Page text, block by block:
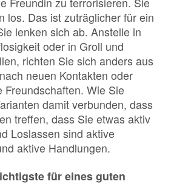
los. Das ist zuträglicher für ein
lenken sich ab. Anstelle in
oder in Groll und
richten Sie sich anders aus
neuen Kontakten oder
Freundschaften. Wie Sie
damit verbunden, dass
treffen, dass Sie etwas aktiv
Loslassen sind aktive
aktive Handlungen.
für eines guten